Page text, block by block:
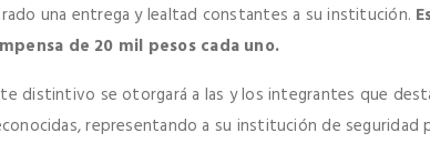
una entrega y lealtad constantes a su institución.
de 20 mil pesos cada uno.
distintivo se otorgará a las y los integrantes que
representando a su institución de seguridad